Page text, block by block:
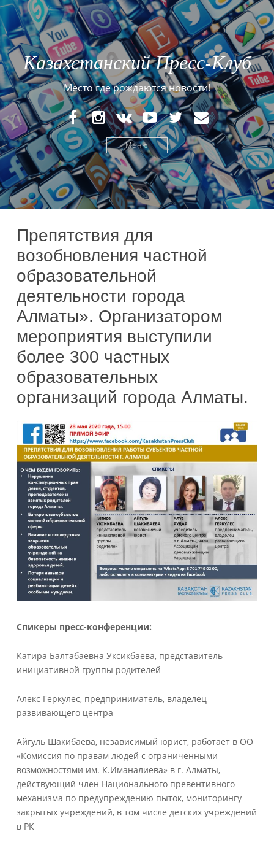
Казахстанский Пресс-Клуб
Место где рождаются новости!
FaceBookInstagram
VK YouTubeTwitterE-
mail
Меню
Препятствия для
возобновления частной
образовательной
деятельности города
Алматы». Организатором
мероприятия выступили
более 300 частных
образовательных
организаций города Алматы.
Спикеры пресс-конференции:
Катира Балтабаевна Уксикбаева, представитель
инициативной группы родителей
Алекс Геркулес, предприниматель, владелец
развивающего центра
Айгуль Шакибаева, независимый юрист, работает в ОО
«Комиссия по правам людей с ограниченными
возможностями им. К.Иманалиева» в г. Алматы,
действующий член Национального превентивного
механизма по предупреждению пыток, мониторингу
закрытых учреждений, в том числе детских учреждений
в РК